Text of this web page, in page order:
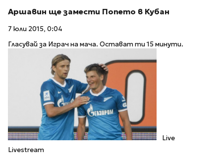
Аршавин ще замести Попето в Кубан
7 юли 2015, 0:04
Гласувай за Играч на мача. Остават ти 15 минути.
Live
Livestream